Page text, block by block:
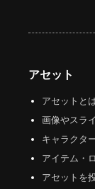
アセット
アセットと
画像やスラ
キャラクタ
アイテム・
アセットを